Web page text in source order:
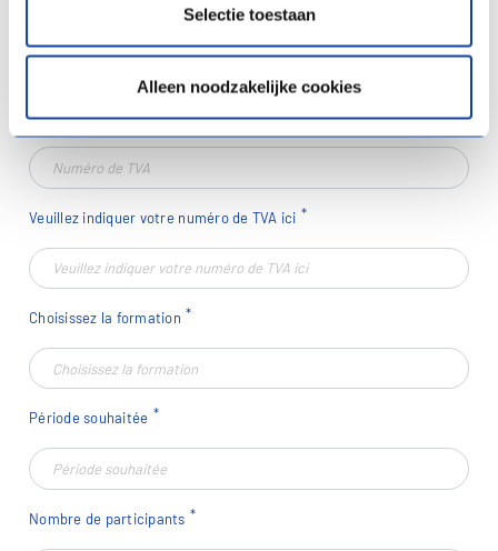
Selectie toestaan
Alleen noodzakelijke cookies
Numéro de TVA
Veuillez indiquer votre numéro de TVA ici
Choisissez la formation
Période souhaitée
Nombre de participants